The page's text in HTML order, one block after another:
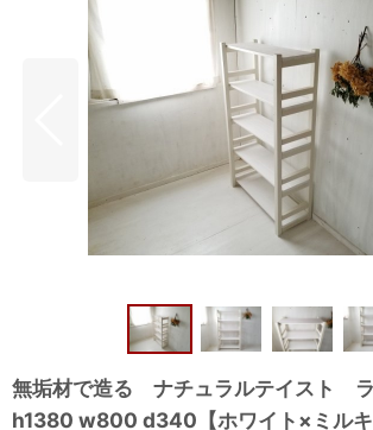
無垢材で造る ナチュラルテイスト
h1380 w800 d340【ホワイト×ミル